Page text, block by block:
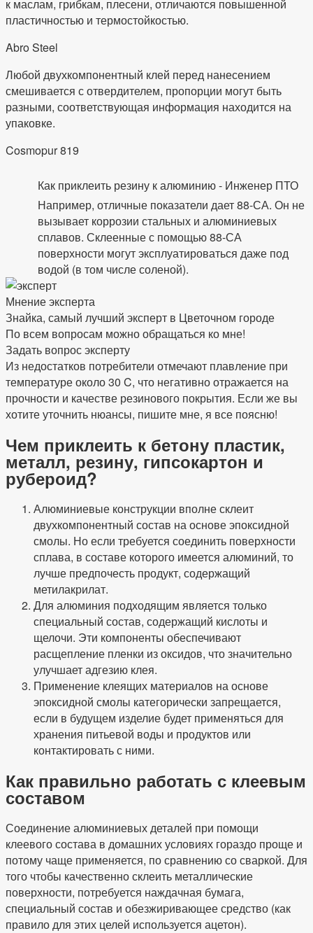
к маслам, грибкам, плесени, отличаются повышенной
пластичностью и термостойкостью.
Abro Steel
Любой двухкомпонентный клей перед нанесением
смешивается с отвердителем, пропорции могут быть
разными, соответствующая информация находится на
упаковке.
Cosmopur 819
Как приклеить резину к алюминию - Инженер ПТО
Например, отличные показатели дает 88-СА. Он не
вызывает коррозии стальных и алюминиевых
сплавов. Склеенные с помощью 88-СА
поверхности могут эксплуатироваться даже под
водой (в том числе соленой).
Мнение эксперта
Знайка, самый лучший эксперт в Цветочном городе
По всем вопросам можно обращаться ко мне!
Задать вопрос эксперту
Из недостатков потребители отмечают плавление при
температуре около 30 C, что негативно отражается на
прочности и качестве резинового покрытия. Если же вы
хотите уточнить нюансы, пишите мне, я все поясню!
Чем приклеить к бетону пластик,
металл, резину, гипсокартон и
рубероид?
Алюминиевые конструкции вполне склеит
двухкомпонентный состав на основе эпоксидной
смолы. Но если требуется соединить поверхности
сплава, в составе которого имеется алюминий, то
лучше предпочесть продукт, содержащий
метилакрилат.
Для алюминия подходящим является только
специальный состав, содержащий кислоты и
щелочи. Эти компоненты обеспечивают
расщепление пленки из оксидов, что значительно
улучшает адгезию клея.
Применение клеящих материалов на основе
эпоксидной смолы категорически запрещается,
если в будущем изделие будет применяться для
хранения питьевой воды и продуктов или
контактировать с ними.
Как правильно работать с клеевым
составом
Соединение алюминиевых деталей при помощи
клеевого состава в домашних условиях гораздо проще и
потому чаще применяется, по сравнению со сваркой. Для
того чтобы качественно склеить металлические
поверхности, потребуется наждачная бумага,
специальный состав и обезжиривающее средство (как
правило для этих целей используется ацетон).